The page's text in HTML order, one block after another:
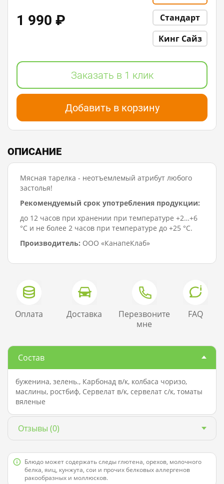
Стандарт
Кинг Сайз
1 990 ₽
Заказать в 1 клик
Добавить в корзину
ОПИСАНИЕ
Мясная тарелка - неотъемлемый атрибут любого
застолья!
Рекомендуемый срок употребления продукции:
до 12 часов при хранении при температуре +2…+6
°C и не более 2 часов при температуре до +25 °C.
Производитель: ООО «КанапеКлаб»
Состав
буженина, зелень., Карбонад в/к, колбаса чоризо,
маслины, ростбиф, Сервелат в/к, сервелат с/к, томаты
вяленые
Отзывы (0)
Оплата Доставка
Перезвоните
мне
FAQ
Блюдо может содержать следы глютена, орехов, молочного
белка, яиц, кунжута, сои и прочих белковых аллергенов
ракообразных и моллюсков.